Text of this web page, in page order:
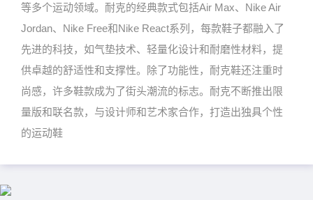
等多个运动领域。耐克的经典款式包括Air Max、Nike Air
Jordan、Nike Free和Nike React系列，每款鞋子都融入了
先进的科技，如气垫技术、轻量化设计和耐磨性材料，提
供卓越的舒适性和支撑性。除了功能性，耐克鞋还注重时
尚感，许多鞋款成为了街头潮流的标志。耐克不断推出限
量版和联名款，与设计师和艺术家合作，打造出独具个性
的运动鞋